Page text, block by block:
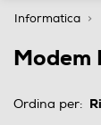
Informatica
Modem
Ordina per: